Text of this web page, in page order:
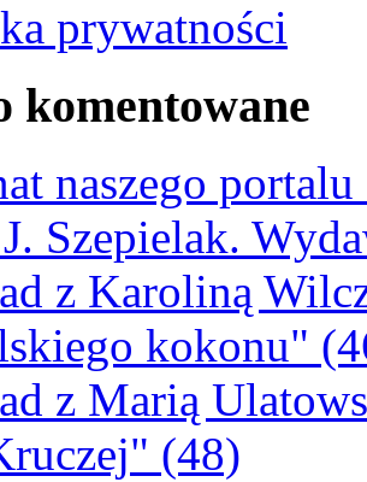
prywatności
komentowane
naszego
Szepielak.
z Karoliną
kokonu"
z Marią
(48)